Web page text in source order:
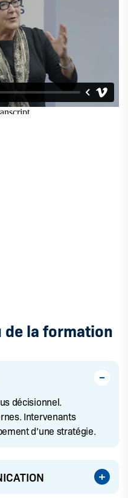
de la formation
décisionnel.
Intervenants
d’une stratégie.